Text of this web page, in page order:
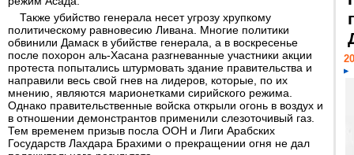
Также убийство генерала несет угрозу хрупкому
политическому равновесию Ливана. Многие политики
обвинили Дамаск в убийстве генерала, а в воскресенье
после похорон аль-Хасана разгневанные участники акции
протеста попытались штурмовать здание правительства и
направили весь свой гнев на лидеров, которые, по их
мнению, являются марионетками сирийского режима.
Однако правительственные войска открыли огонь в воздух и
в отношении демонстрантов применили слезоточивый газ.
Тем временем призыв посла ООН и Лиги Арабских
Государств Лахдара Брахими о прекращении огня не дал